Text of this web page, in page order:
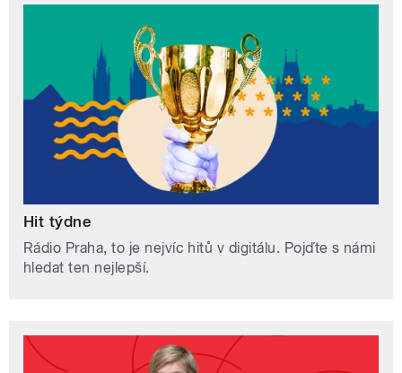
Hit týdne
Rádio Praha, to je nejvíc hitů v digitálu. Pojďte s námi
hledat ten nejlepší.